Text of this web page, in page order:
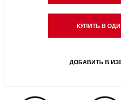
КУПИТЬ В
ДОБАВИТЬ В